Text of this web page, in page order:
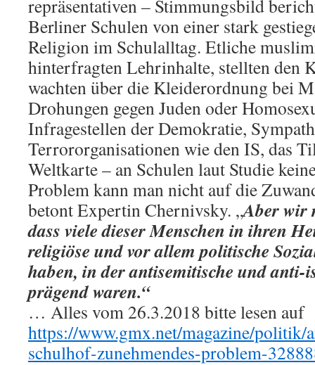
repräsentativen – Stimmungsbild
Berliner Schulen von einer stark
Religion im Schulalltag. Etliche
hinterfragten Lehrinhalte, stellten den
wachten über die Kleiderordnung bei
Drohungen gegen Juden oder
Infragestellen der Demokratie,
Terrororganisationen wie den IS, das
Weltkarte – an Schulen laut Studie
Problem kann man nicht auf die
betont Expertin Chernivsky. „Aber wir
dass viele dieser Menschen in ihren
religiöse und vor allem politische
haben, in der antisemitische und anti-
prägend waren.“
… Alles vom 26.3.2018 bitte lesen auf
https://www.gmx.net/magazine/politik/
schulhof-zunehmendes-problem-